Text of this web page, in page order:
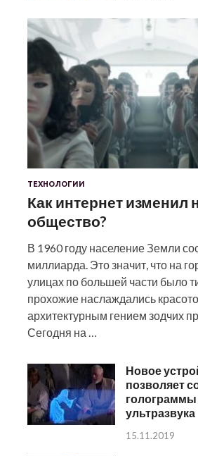
ТЕХНОЛОГИИ
Как интернет изменил
общество?
В 1960 году население Земли
миллиарда. Это значит, что на
улицах по большей части было
прохожие наслаждались
архитектурным гением зодчих
Сегодня на …
Новое
позволяет
ультразвука
15.11.2019